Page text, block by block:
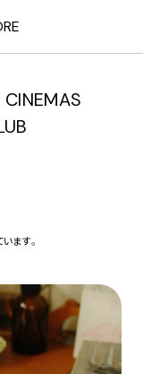
ます。